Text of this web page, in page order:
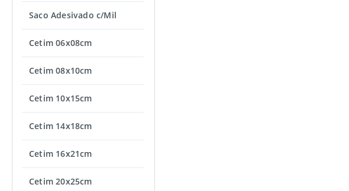
Saco Adesivado c/Mil
Cetim 06x08cm
Cetim 08x10cm
Cetim 10x15cm
Cetim 14x18cm
Cetim 16x21cm
Cetim 20x25cm